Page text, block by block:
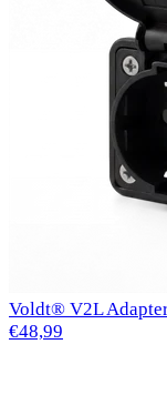
Voldt® V2L
€48,99